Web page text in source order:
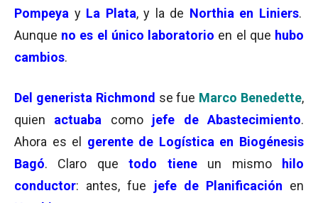
Pompeya y La Plata, y la de Northia en Liniers.
Aunque no es el único laboratorio en el que hubo
cambios.
Del generista Richmond se fue Marco Benedette,
quien actuaba como jefe de Abastecimiento.
Ahora es el gerente de Logística en Biogénesis
Bagó. Claro que todo tiene un mismohilo
conductor: antes, fue jefe de Planificación en